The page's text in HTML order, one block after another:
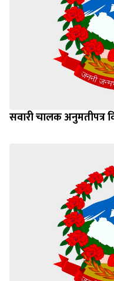
सवारी चालक अनुमतीपत्र